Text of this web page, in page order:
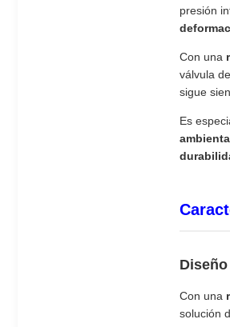
presión
Con una
válvula
sigue
Es
Con una
solución